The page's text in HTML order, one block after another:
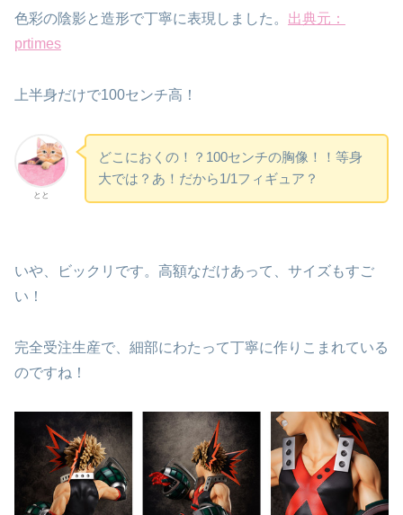
色彩の陰影と造形で丁寧に表現しました。 出典元：
prtimes
上半身だけで100センチ高！
とと
どこにおくの！？100センチの胸像！！等身
大では？あ！だから1/1フィギュア？
いや、ビックリです。高額なだけあって、サイズもすご
い！
完全受注生産で、細部にわたって丁寧に作りこまれている
のですね！